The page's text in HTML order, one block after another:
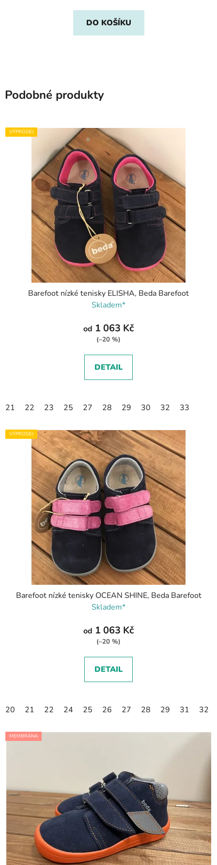
DO KOŠÍKU
Podobné produkty
VÝPRODEJ
Barefoot nízké tenisky ELISHA, Beda Barefoot
Skladem*
od 1 063 Kč
(–20 %)
DETAIL
21 22 23 25 27 28 29 30 32 33
VÝPRODEJ
Barefoot nízké tenisky OCEAN SHINE, Beda Barefoot
Skladem*
od 1 063 Kč
(–20 %)
DETAIL
20 21 22 24 25 26 27 28 29 31 32
MEMBRÁNA